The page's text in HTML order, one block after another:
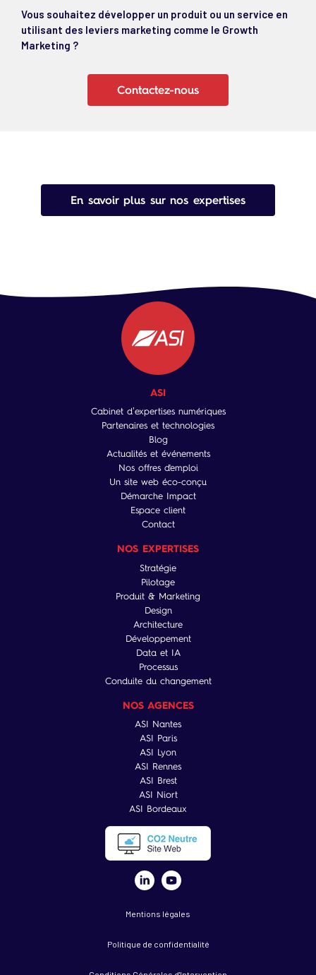
Vous souhaitez développer un produit ou un service en
utilisant des leviers marketing comme le Growth
Marketing ?
Contactez-nous
En savoir plus sur nos expertises
ASI
Cabinet d’expertises numériques
Partenaires et technologies
Blog
Actualités et événements
Nos offres d'emploi
Un site web éco-conçu
Démarche Impact
Espace client
Contact
NOS EXPERTISES
Stratégie
Pilotage
Produit & Marketing
Design
Architecture
Développement
Data et IA
Processus
Conduite du changement
NOS AGENCES
ASI Nantes
ASI Paris
ASI Lyon
ASI Rennes
ASI Brest
ASI Niort
ASI Bordeaux
Mentions légales
Politique de confidentialité